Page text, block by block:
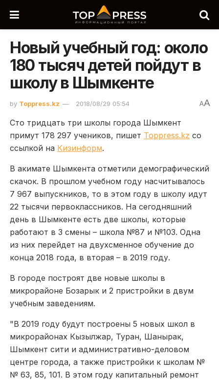
Новый учебный год: около
180 тысяч детей пойдут в
школу в Шымкенте
by Toppress.kz 2018/08/29 05:54 AA
Сто тридцать три школы города Шымкент
примут 178 297 учеников, пишет Toppress.kz со
ссылкой на Кизинформ.
В акимате Шымкента отметили демографический
скачок. В прошлом учебном году насчитывалось
7 967 выпускников, то в этом году в школу идут
22 тысячи первоклассников. На сегодняшний
день в Шымкенте есть две школы, которые
работают в 3 смены – школа №87 и №103. Одна
из них перейдет на двухсменное обучение до
конца 2018 года, в вторая – в 2019 году.
В городе построят две новые школы в
микрорайоне Бозарык и 2 пристройки в двум
учебным заведениям.
"В 2019 году будут построены 5 новых школ в
микрорайонах Кызылжар, Туран, Шанырак,
Шымкент сити и административно-деловом
центре города, а также пристройки к школам №
№ 63, 85, 101. В этом году капитальный ремонт